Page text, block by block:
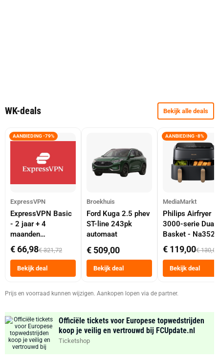
WK-deals Bekijk alle deals
AANBIEDING -79%
ExpressVPN
ExpressVPN Basic
- 2 jaar + 4
maanden
abonnement
€ 66,98€ 321,72
Bekijk deal
Broekhuis
Ford Kuga 2.5 phev
ST-line 243pk
automaat
€ 509,00
Bekijk deal
AANBIEDING -8%
MediaMarkt
Philips Airfryer
3000-serie Dual
Basket -
Dubbele Mand 9
Tot 6 Personen
Heteluchtfriteuse
Zwart
€ 119,00€ 130,00
Bekijk deal
Prijs en voorraad kunnen wijzigen. Aankopen lopen via de partner.
Officiële tickets voor Europese topwedstrijden
koop je veilig en vertrouwd bij FCUpdate.nl
Ticketshop